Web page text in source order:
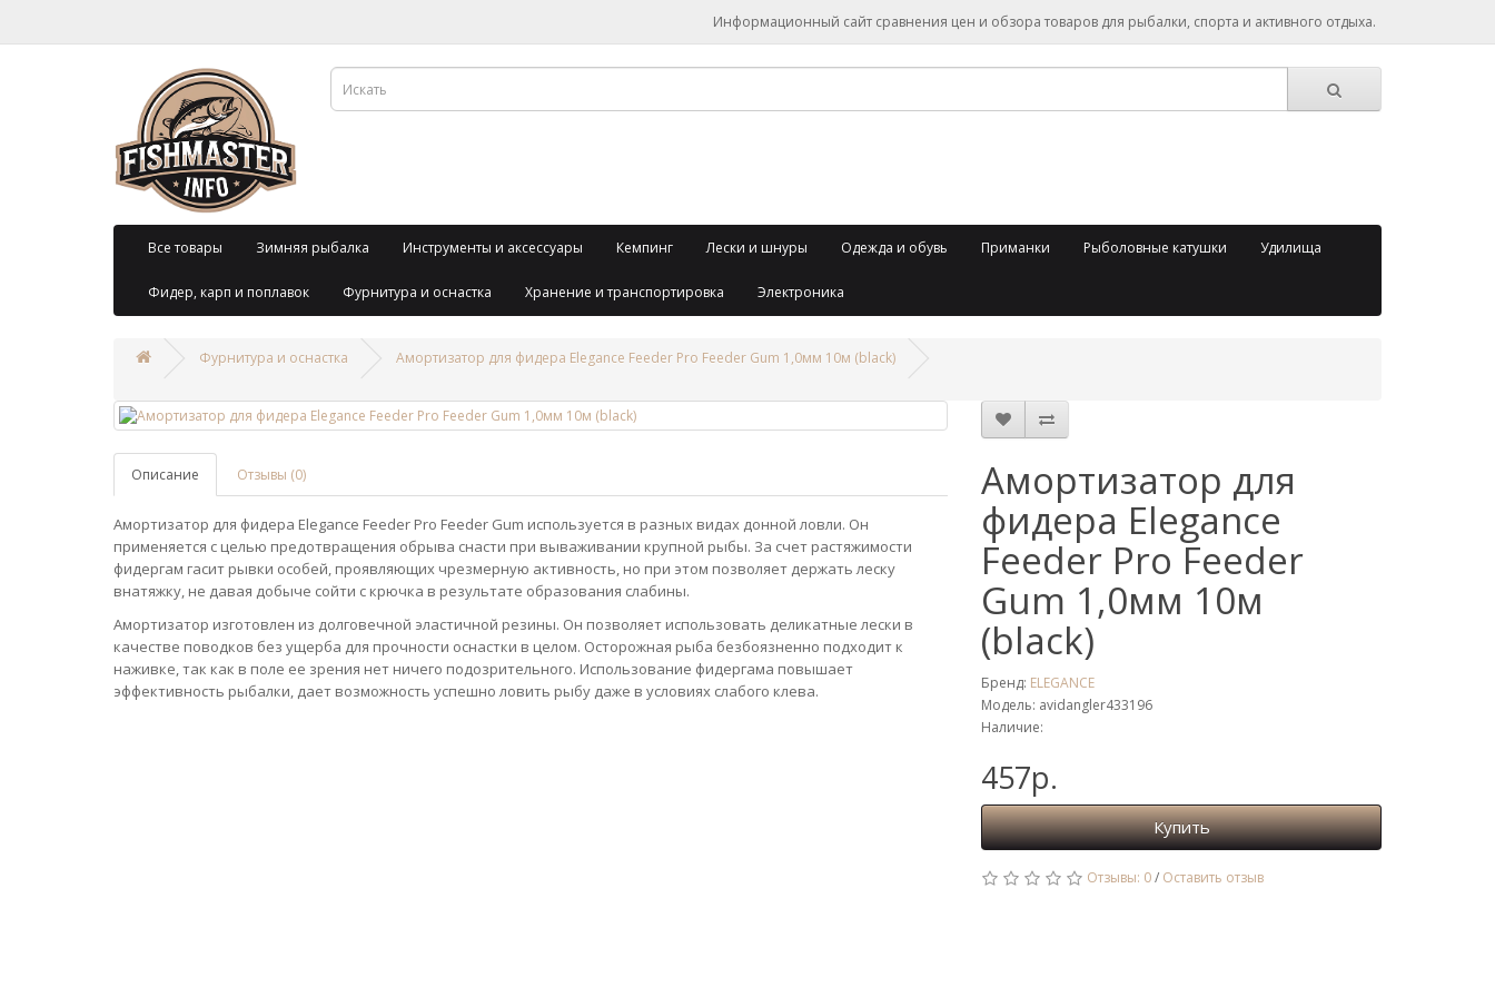
Информационный сайт сравнения цен и обзора товаров для рыбалки, спорта и активного отдыха.
Все товары Зимняя рыбалка Инструменты и аксессуары Кемпинг Лески и шнуры Одежда и обувь Приманки Рыболовные катушки Удилища
Фидер, карп и поплавок Фурнитура и оснастка Хранение и транспортировка Электроника
Фурнитура и оснастка Амортизатор для фидера Elegance Feeder Pro Feeder Gum 1,0мм 10м (black)
Описание Отзывы (0)
Амортизатор для фидера Elegance Feeder Pro Feeder Gum используется в разных видах донной ловли. Он
применяется с целью предотвращения обрыва снасти при вываживании крупной рыбы. За счет растяжимости
фидергам гасит рывки особей, проявляющих чрезмерную активность, но при этом позволяет держать леску
внатяжку, не давая добыче сойти с крючка в результате образования слабины.
Амортизатор изготовлен из долговечной эластичной резины. Он позволяет использовать деликатные лески в
качестве поводков без ущерба для прочности оснастки в целом. Осторожная рыба безбоязненно подходит к
наживке, так как в поле ее зрения нет ничего подозрительного. Использование фидергама повышает
эффективность рыбалки, дает возможность успешно ловить рыбу даже в условиях слабого клева.
Амортизатор для
фидера Elegance
Feeder Pro Feeder
Gum 1,0мм 10м
(black)
Бренд: ELEGANCE
Модель: avidangler433196
Наличие:
457р.
Купить
Отзывы: 0/ Оставить отзыв